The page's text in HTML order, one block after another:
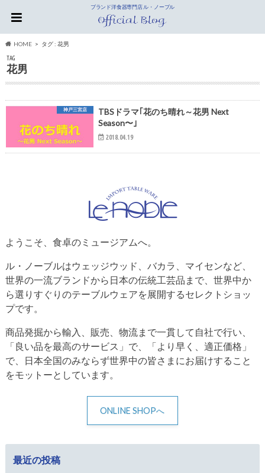
ブランド洋食器専門店 ル・ノーブル
HOME タグ : 花男
TAG
花男
神戸三宮店
TBSドラマ｢花のち晴れ～花男 Next
Season〜｣
2018.04.19
ようこそ、食卓のミュージアムへ。
ル・ノーブルはウェッジウッド、バカラ、マイセンなど、
世界の一流ブランドから日本の伝統工芸品まで、世界中か
ら選りすぐりのテーブルウェアを展開するセレクトショッ
プです。
商品発掘から輸入、販売、物流まで一貫して自社で行い、
「良い品を最高のサービス」で、「より早く、適正価格」
で、日本全国のみならず世界中の皆さまにお届けすること
をモットーとしています。
ONLINE SHOPへ
最近の投稿